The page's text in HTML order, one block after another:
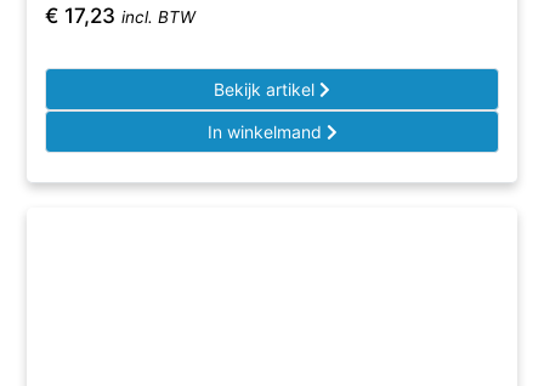
€ 17,23 incl. BTW
Bekijk artikel
In winkelmand